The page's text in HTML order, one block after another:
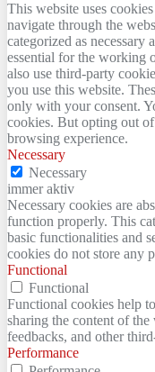
This website uses
navigate through the
categorized as necessary
essential for the working
also use third-party
you use this website.
only with your consent.
cookies. But opting out
browsing experience.
Necessary
Necessary
immer aktiv
Necessary cookies are
function properly. This
basic functionalities and
cookies do not store any
Functional
Functional
Functional cookies help
sharing the content of
feedbacks, and other
Performance